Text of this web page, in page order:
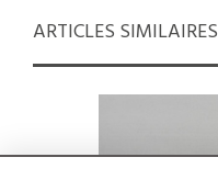
ARTICLES SIMILAIRES